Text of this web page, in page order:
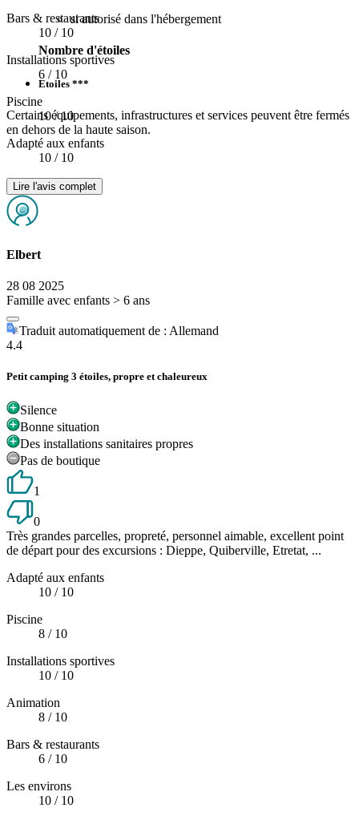
si autorisé dans l'hébergement
Nombre d'étoiles
Etoiles ***
Certains équipements, infrastructures et services peuvent être fermés
en dehors de la haute saison.
Bars & restaurants
10 / 10
Installations sportives
6 / 10
Piscine
10/ 10
Adapté aux enfants
10 / 10
Lire l'avis complet
Elbert
28 08 2025
Famille avec enfants > 6 ans
Traduit automatiquement de : Allemand
4.4
Petit camping 3 étoiles, propre et chaleureux
Silence
Bonne situation
Des installations sanitaires propres
Pas de boutique
1
0
Très grandes parcelles, propreté, personnel aimable, excellent point
de départ pour des excursions : Dieppe, Quiberville, Etretat, ...
Adapté aux enfants
10 / 10
Piscine
8 / 10
Installations sportives
10 / 10
Animation
8 / 10
Bars & restaurants
6 / 10
Les environs
10 / 10